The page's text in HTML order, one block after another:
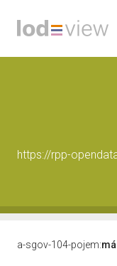
https://rpp-
a-sgov-104-pojem: